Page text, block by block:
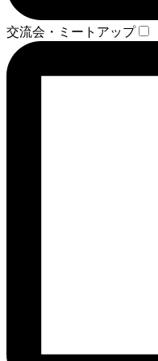
交流会・ミートアップ